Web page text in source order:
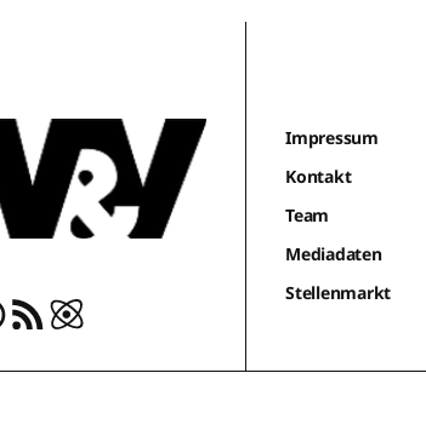
Impressum
Kontakt
Team
Mediadaten
Stellenmarkt